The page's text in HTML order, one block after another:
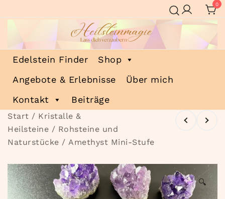
Inhalt
0
Heilsteinmagie
Lass dich verzaubern
Edelstein Finder
Shop
Angebote & Erlebnisse
Über mich
Kontakt
Beiträge
Start / Kristalle &
Heilsteine / Rohsteine und
Naturstücke / Amethyst Mini-Stufe
🔍